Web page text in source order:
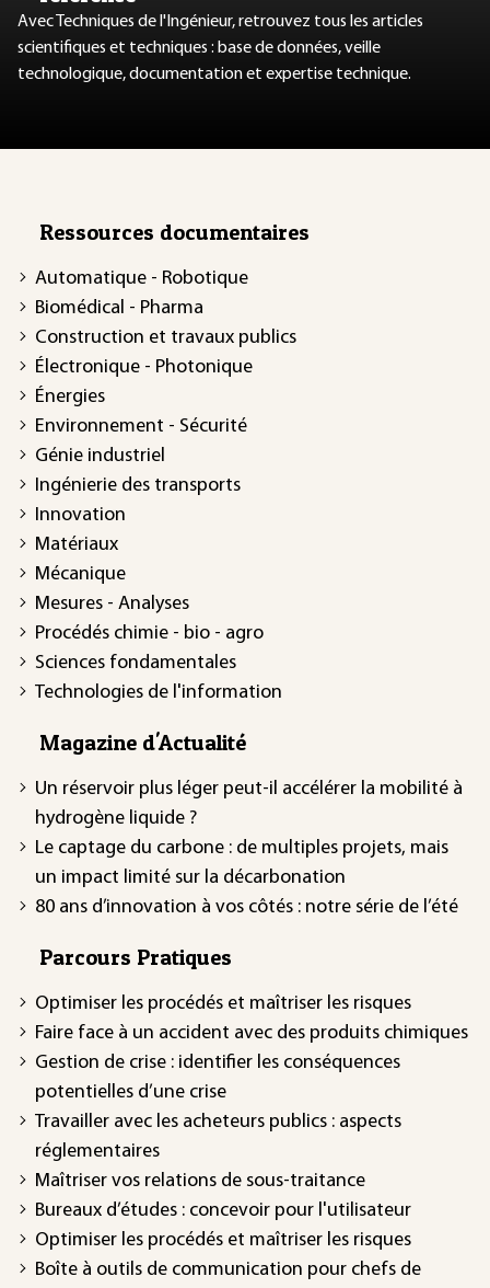
Avec Techniques de l'Ingénieur, retrouvez tous les articles
scientifiques et techniques : base de données, veille
technologique, documentation et expertise technique.
Ressources documentaires
Automatique - Robotique
Biomédical - Pharma
Construction et travaux publics
Électronique - Photonique
Énergies
Environnement - Sécurité
Génie industriel
Ingénierie des transports
Innovation
Matériaux
Mécanique
Mesures - Analyses
Procédés chimie - bio - agro
Sciences fondamentales
Technologies de l'information
Magazine d'Actualité
Un réservoir plus léger peut-il accélérer la mobilité à
hydrogène liquide ?
Le captage du carbone : de multiples projets, mais
un impact limité sur la décarbonation
80 ans d’innovation à vos côtés : notre série de l’été
Parcours Pratiques
Optimiser les procédés et maîtriser les risques
Faire face à un accident avec des produits chimiques
Gestion de crise : identifier les conséquences
potentielles d’une crise
Travailler avec les acheteurs publics : aspects
réglementaires
Maîtriser vos relations de sous-traitance
Bureaux d’études : concevoir pour l'utilisateur
Optimiser les procédés et maîtriser les risques
Boîte à outils de communication pour chefs de